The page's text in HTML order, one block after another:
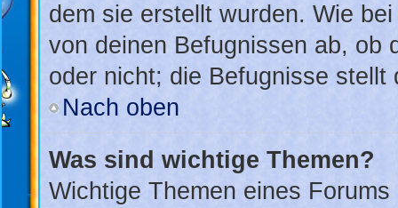
dem sie erstellt wurden. Wie
von deinen Befugnissen ab, ob
oder nicht; die Befugnisse stellt
Nach oben
Was sind wichtige Themen?
Wichtige Themen eines